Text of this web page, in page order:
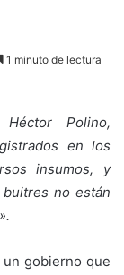
1 minuto de lectura
Polino,
en los
insumos, y
no están
gobierno que